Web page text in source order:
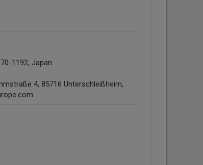
1192, Japan
4, 85716 Unterschleißheim,